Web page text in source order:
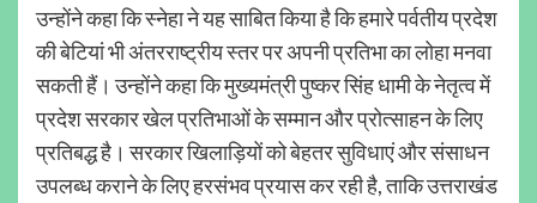
उन्होंने कहा कि स्नेहा ने यह साबित किया है कि हमारे पर्वतीय प्रदेश
की बेटियां भी अंतरराष्ट्रीय स्तर पर अपनी प्रतिभा का लोहा मनवा
सकती हैं। उन्होंने कहा कि मुख्यमंत्री पुष्कर सिंह धामी के नेतृत्व में
प्रदेश सरकार खेल प्रतिभाओं के सम्मान और प्रोत्साहन के लिए
प्रतिबद्ध है। सरकार खिलाड़ियों को बेहतर सुविधाएं और संसाधन
उपलब्ध कराने के लिए हरसंभव प्रयास कर रही है, ताकि उत्तराखंड